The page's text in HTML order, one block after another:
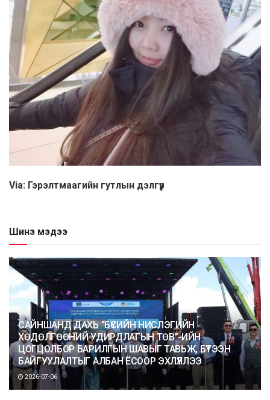
Via: Гэрэлтмаагийн гутлын дэлгүүр
Шинэ мэдээ
САЙНШАНД ДАХЬ “БҮСИЙН НИСЛЭГИЙН
ХӨДӨЛГӨӨНИЙ УДИРДЛАГЫН ТӨВ”-ИЙН
ЦОГЦОЛБОР БАРИЛГЫН ШАВЫГ ТАВЬЖ, БҮТЭЭН
БАЙГУУЛАЛТЫГ АЛБАН ЁСООР ЭХЛҮҮЛЛЭЭ
2026-07-06